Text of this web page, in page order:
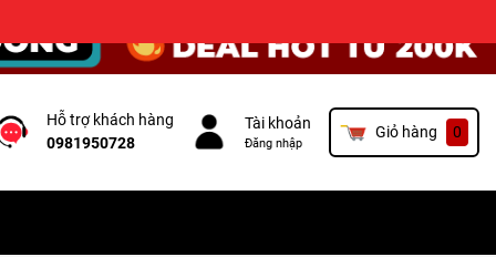
Hỗ trợ khách hàng
0981950728
Tài khoản
Đăng nhập
Giỏ hàng 0